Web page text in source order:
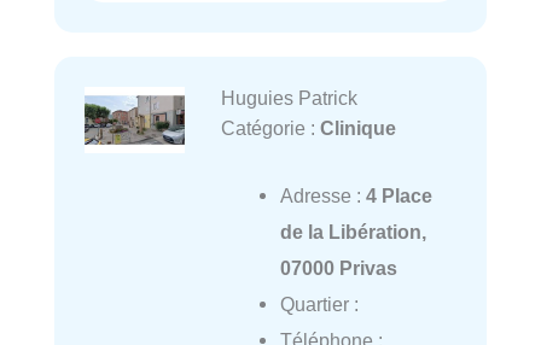
Huguies Patrick
Catégorie : Clinique
Adresse : 4 Place
de la Libération,
07000 Privas
Quartier :
Téléphone :